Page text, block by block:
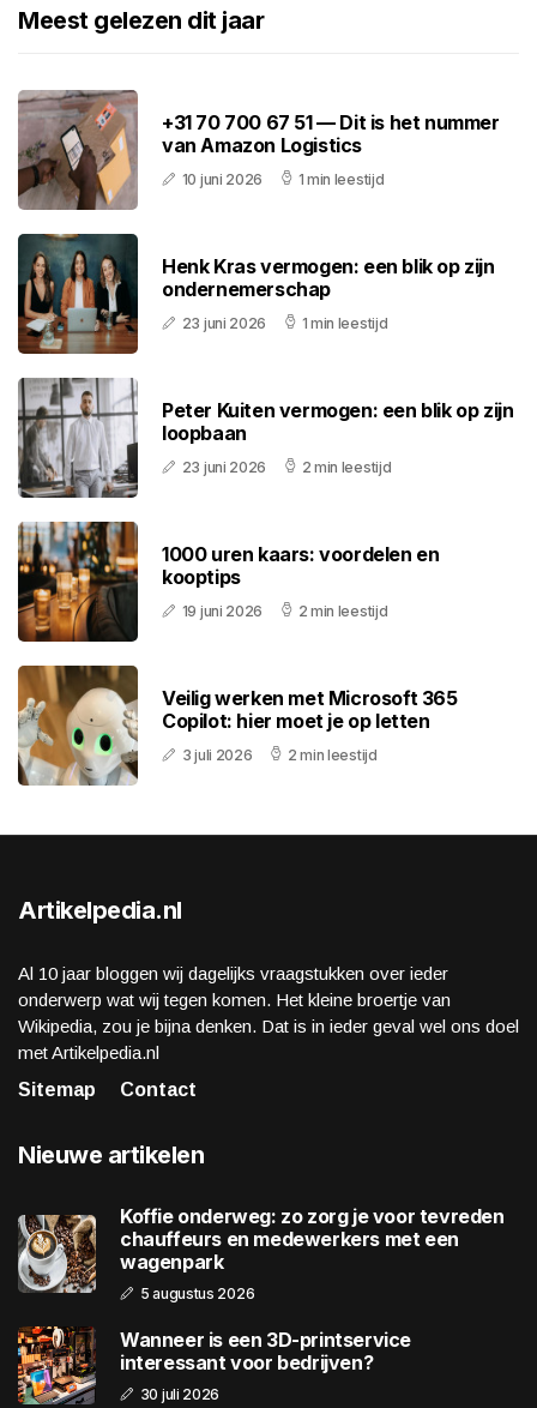
Meest gelezen dit jaar
+31 70 700 67 51 — Dit is het nummer
van Amazon Logistics
10 juni 2026 1 min leestijd
Henk Kras vermogen: een blik op zijn
ondernemerschap
23 juni 2026 1 min leestijd
Peter Kuiten vermogen: een blik op zijn
loopbaan
23 juni 2026 2 min leestijd
1000 uren kaars: voordelen en
kooptips
19 juni 2026 2 min leestijd
Veilig werken met Microsoft 365
Copilot: hier moet je op letten
3 juli 2026 2 min leestijd
Artikelpedia.nl
Al 10 jaar bloggen wij dagelijks vraagstukken over ieder
onderwerp wat wij tegen komen. Het kleine broertje van
Wikipedia, zou je bijna denken. Dat is in ieder geval wel ons doel
met Artikelpedia.nl
Sitemap
Contact
Nieuwe artikelen
Koffie onderweg: zo zorg je voor tevreden
chauffeurs en medewerkers met een
wagenpark
5 augustus 2026
Wanneer is een 3D-printservice
interessant voor bedrijven?
30 juli 2026